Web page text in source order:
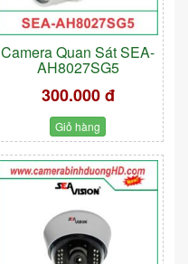
Camera Quan Sát SEA-
AH8027SG5
300.000 đ
Giỏ hàng